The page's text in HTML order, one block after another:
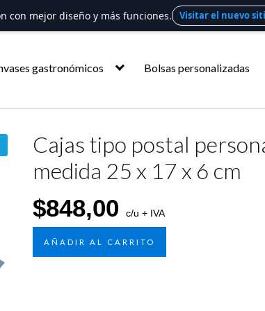
gastronómicos Bolsas personalizadas
Cajas tipo postal
medida 25 x 17 x 6 cm
$848,00 c/u + IVA
AÑADIR AL CARRITO
con mejor diseño y más funciones. Visitar el nuevo